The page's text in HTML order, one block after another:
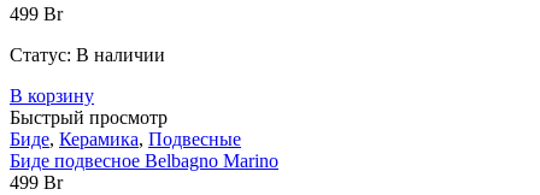
499 Br
Статус: В наличии
В корзину
Быстрый просмотр
Биде, Керамика, Подвесные
Биде подвесное Belbagno Marino
499 Br